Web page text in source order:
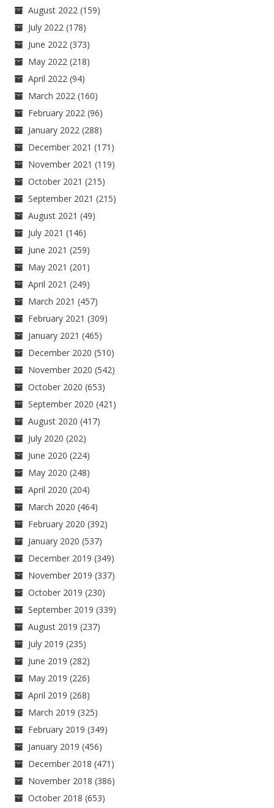
August 2022 (159)
July 2022 (178)
June 2022 (373)
May 2022 (218)
April 2022 (94)
March 2022 (160)
February 2022 (96)
January 2022 (288)
December 2021 (171)
November 2021 (119)
October 2021 (215)
September 2021 (215)
August 2021 (49)
July 2021 (146)
June 2021 (259)
May 2021 (201)
April 2021 (249)
March 2021 (457)
February 2021 (309)
January 2021 (465)
December 2020 (510)
November 2020 (542)
October 2020 (653)
September 2020 (421)
August 2020 (417)
July 2020 (202)
June 2020 (224)
May 2020 (248)
April 2020 (204)
March 2020 (464)
February 2020 (392)
January 2020 (537)
December 2019 (349)
November 2019 (337)
October 2019 (230)
September 2019 (339)
August 2019 (237)
July 2019 (235)
June 2019 (282)
May 2019 (226)
April 2019 (268)
March 2019 (325)
February 2019 (349)
January 2019 (456)
December 2018 (471)
November 2018 (386)
October 2018 (653)